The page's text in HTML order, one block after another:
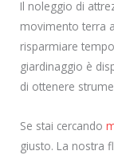
Il noleggio di
movimento terra
risparmiare
giardinaggio è
di ottenere
Se stai cercando
giusto. La nostra